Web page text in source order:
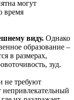
могут
время
виду. Однако
образование –
в размерах,
зуд.
не требуют